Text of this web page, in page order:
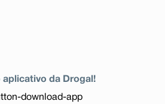
aplicativo da Drogal!